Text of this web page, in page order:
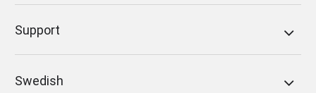
Support
Swedish